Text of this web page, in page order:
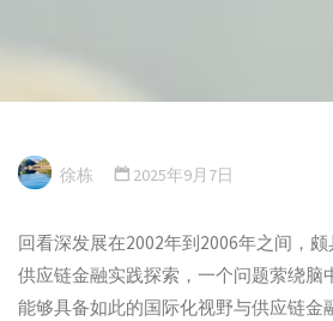
徐栋 2025年9月7日
回看深发展在2002年到2006年之间，
供应链金融实践探索，一个问题萦绕脑
能够具备如此的国际化视野与供应链金